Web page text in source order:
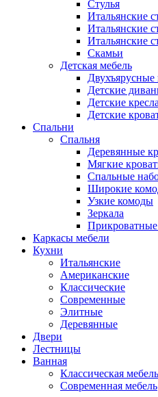
Стулья
Итальянские
Итальянские
Итальянские
Скамьи
Детская мебель
Двухъярусные
Детские
Детские кресла
Детские
Спальни
Спальня
Деревянные
Мягкие
Спальные
Широкие
Узкие комоды
Зеркала
Каркасы мебели
Кухни
Итальянские
Американские
Классические
Современные
Элитные
Деревянные
Двери
Лестницы
Ванная
Классическая мебель
Современная мебель